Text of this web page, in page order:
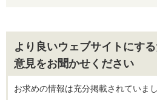
より良いウェブサイトにす
意見をお聞かせください
お求めの情報は充分掲載されていま